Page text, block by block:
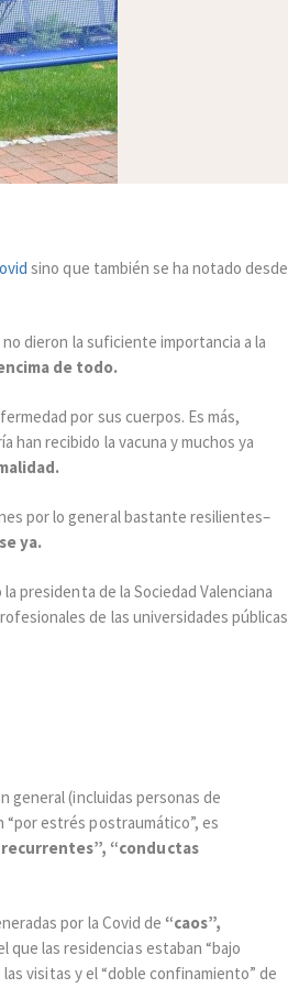
sino que también se ha notado desde
dieron la suficiente importancia a la
de todo.
por sus cuerpos. Es más,
han recibido la vacuna y muchos ya
por lo general bastante resilientes–
ya.
presidenta de la Sociedad Valenciana
de las universidades públicas
general (incluidas personas de
estrés postraumático”, es
“conductas
por la Covid de “caos”,
que las residencias estaban “bajo
visitas y el “doble confinamiento” de